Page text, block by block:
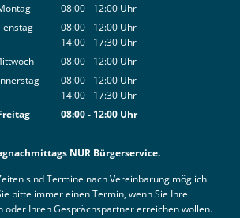
08:00- 12:00 Uhr
Von 08:00 bis 12:00 Uhr
08:00- 12:00 Uhr
Von 08:00 bis 12:00 Uhr
14:00- 17:30 Uhr
Von 14:00 bis 17:30 Uhr
08:00- 12:00 Uhr
Von 08:00 bis 12:00 Uhr
08:00- 12:00 Uhr
Von 08:00 bis 12:00 Uhr
14:00- 17:30 Uhr
Von 14:00 bis 17:30 Uhr
08:00- 12:00Uhr
NUR Bürgerservice.
sind Termine nach Vereinbarung möglich.
bitte immer einen Termin, wenn Sie Ihre
oder Ihren Gesprächspartner erreichen wollen.